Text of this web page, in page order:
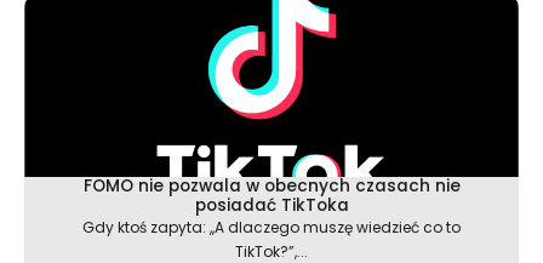
FOMO nie pozwala w obecnych czasach nie
posiadać TikToka
Gdy ktoś zapyta: ,,A dlaczego muszę wiedzieć co to
TikTok?”,...